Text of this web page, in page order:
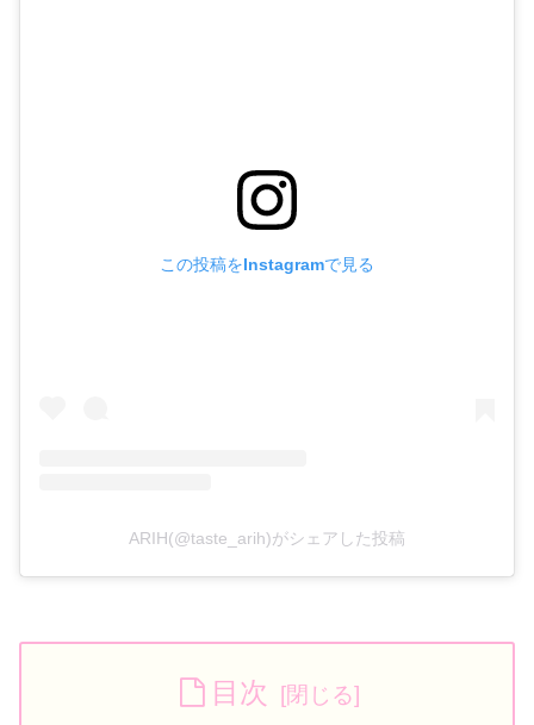
この投稿をInstagramで見る
ARIH(@taste_arih)がシェアした投稿
目次